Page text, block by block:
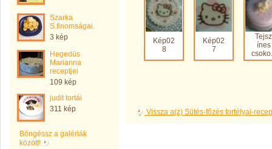
Szarka
S.finomságai.
3 kép
Hegedüs
Marianna
receptjei
109 kép
judit tortái
311 kép
Böngéssz a galériák
között!
Kép02
8
Kép02
7
Tejsz
ínes
Vissza a(z) Sütés-főzés fortélyai-